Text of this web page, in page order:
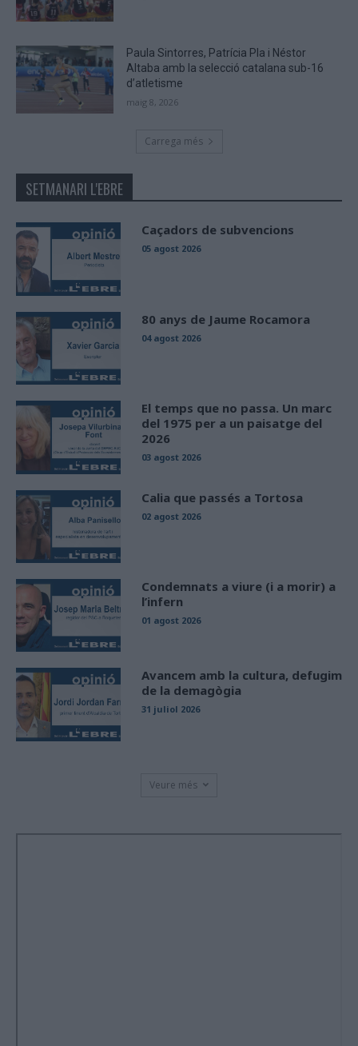
Paula Sintorres, Patrícia Pla i Néstor
Altaba amb la selecció catalana sub-16
d’atletisme
maig 8, 2026
Carrega més
SETMANARI L'EBRE
Caçadors de subvencions
05 agost 2026
80 anys de Jaume Rocamora
04 agost 2026
El temps que no passa. Un marc
del 1975 per a un paisatge del
2026
03 agost 2026
Calia que passés a Tortosa
02 agost 2026
Condemnats a viure (i a morir) a
l’infern
01 agost 2026
Avancem amb la cultura, defugim
de la demagògia
31 juliol 2026
Veure més